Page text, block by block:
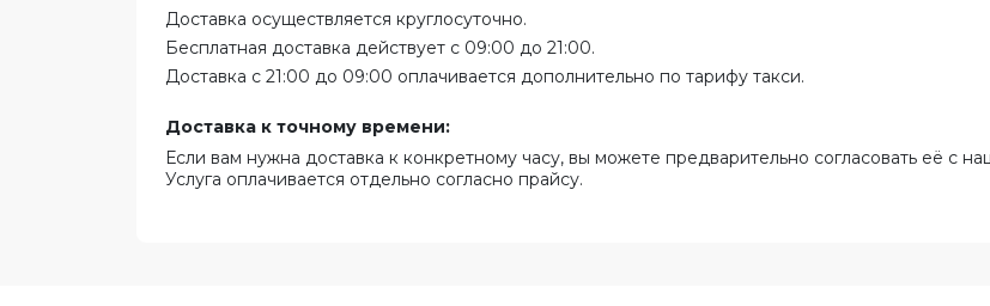
Доставка осуществляется круглосуточно.
Бесплатная доставка действует с 09:00 до 21:00.
Доставка с 21:00 до 09:00 оплачивается дополнительно по тарифу такси.
Доставка к точному времени:
Если вам нужна доставка к конкретному часу, вы можете предварительно согласовать её с
Услуга оплачивается отдельно согласно прайсу.